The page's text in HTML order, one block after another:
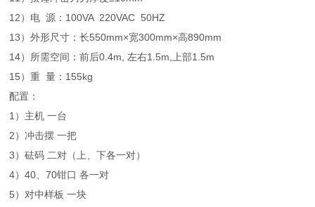
12）电 源：100VA 220VAC 50HZ
13）外形尺寸：长550mm×宽300mm×高890mm
14）所需空间：前后0.4m, 左右1.5m,上部1.5m
15）重 量：155kg
配置：
1）主机 一台
2）冲击摆 一把
3）砝码 二对（上、下各一对）
4）40、70钳口 各一对
5）对中样板 一块